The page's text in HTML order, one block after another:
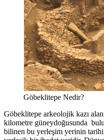
Göbeklitepe Nedir?
Göbeklitepe arkeolojik kazı
kilometre güneydoğusunda
bilinen bu yerleşim yerinin